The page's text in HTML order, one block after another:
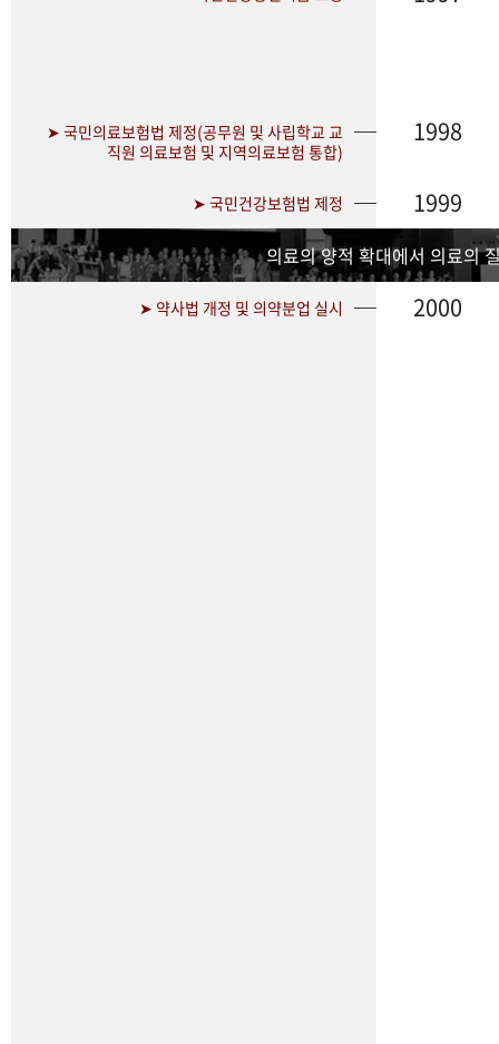
➤ 국민의료보험법 제정(공무원 및 사립학교 교
직원 의료보험 및 지역의료보험 통합)
1998
➤ 국민건강보험법 제정 1999
의료의 양적 확대에서 의료의
➤ 약사법 개정 및 의약분업 실시 2000